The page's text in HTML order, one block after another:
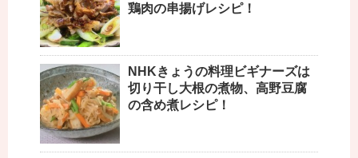
鶏肉の串揚げレシピ！
NHKきょうの料理ビギナーズは
切り干し大根の煮物、高野豆腐
の含め煮レシピ！